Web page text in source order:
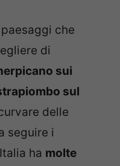
che
di
sui
sul
delle
seguire i
ha molte